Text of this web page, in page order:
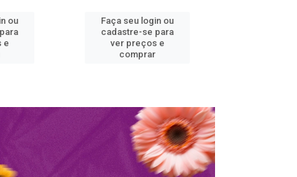
ou
e
Faça seu login ou
cadastre-se para
ver preços e
comprar